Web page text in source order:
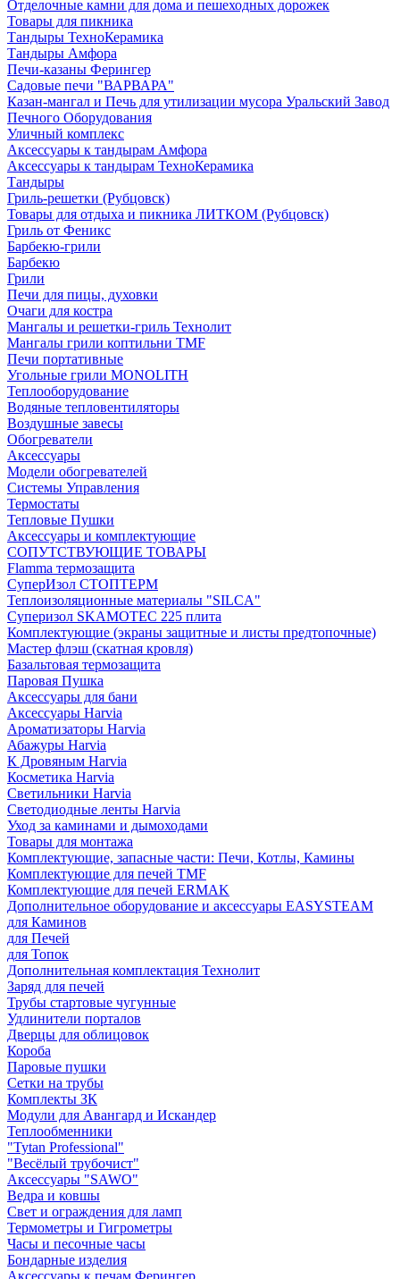
Отделочные камни для дома и пешеходных дорожек
Товары для пикника
Тандыры ТехноКерамика
Тандыры Амфора
Печи-казаны Ферингер
Садовые печи "ВАРВАРА"
Казан-мангал и Печь для утилизации мусора Уральский Завод
Печного Оборудования
Уличный комплекс
Аксессуары к тандырам Амфора
Аксессуары к тандырам ТехноКерамика
Тандыры
Гриль-решетки (Рубцовск)
Товары для отдыха и пикника ЛИТКОМ (Рубцовск)
Гриль от Феникс
Барбекю-грили
Барбекю
Грили
Печи для пицы, духовки
Очаги для костра
Мангалы и решетки-гриль Технолит
Мангалы грили коптильни TMF
Печи портативные
Угольные грили MONOLITH
Теплооборудование
Водяные тепловентиляторы
Воздушные завесы
Обогреватели
Аксессуары
Модели обогревателей
Системы Управления
Термостаты
Тепловые Пушки
Аксессуары и комплектующие
СОПУТСТВУЮЩИЕ ТОВАРЫ
Flamma термозащита
СуперИзол СТОПТЕРМ
Теплоизоляционные материалы "SILCA"
Суперизол SKAMOTEC 225 плита
Комплектующие (экраны защитные и листы предтопочные)
Мастер флэш (скатная кровля)
Базальтовая термозащита
Паровая Пушка
Аксессуары для бани
Аксессуары Harvia
Ароматизаторы Harvia
Абажуры Harvia
К Дровяным Harvia
Косметика Harvia
Светильники Harvia
Светодиодные ленты Harvia
Уход за каминами и дымоходами
Товары для монтажа
Комплектующие, запасные части: Печи, Котлы, Камины
Комплектующие для печей TMF
Комплектующие для печей ERMAK
Дополнительное оборудование и аксессуары EASYSTEAM
для Каминов
для Печей
для Топок
Дополнительная комплектация Технолит
Заряд для печей
Трубы стартовые чугунные
Удлинители порталов
Дверцы для облицовок
Короба
Паровые пушки
Сетки на трубы
Комплекты ЗК
Модули для Авангард и Искандер
Теплообменники
"Tytan Professional"
"Весёлый трубочист"
Аксессуары "SAWO"
Ведра и ковшы
Свет и ограждения для ламп
Термометры и Гигрометры
Часы и песочные часы
Бондарные изделия
Аксессуары к печам Ферингер